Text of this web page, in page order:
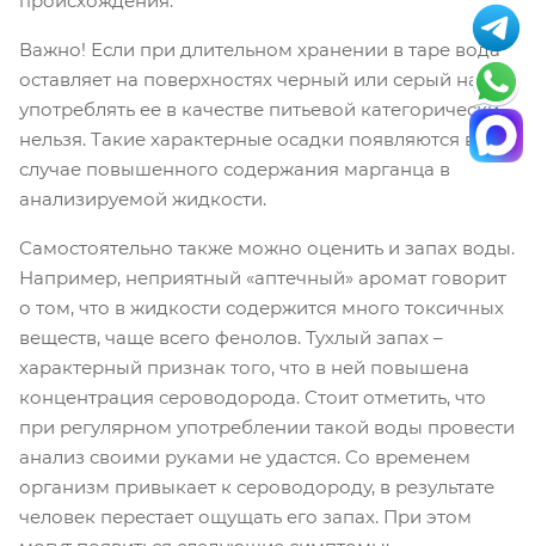
Важно! Если при длительном хранении в таре вода
оставляет на поверхностях черный или серый налет,
употреблять ее в качестве питьевой категорически
нельзя. Такие характерные осадки появляются в
случае повышенного содержания марганца в
анализируемой жидкости.
Самостоятельно также можно оценить и запах воды.
Например, неприятный «аптечный» аромат говорит
о том, что в жидкости содержится много токсичных
веществ, чаще всего фенолов. Тухлый запах –
характерный признак того, что в ней повышена
концентрация сероводорода. Стоит отметить, что
при регулярном употреблении такой воды провести
анализ своими руками не удастся. Со временем
организм привыкает к сероводороду, в результате
человек перестает ощущать его запах. При этом